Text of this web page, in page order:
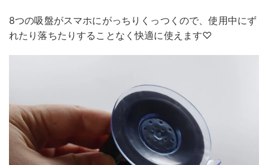
8つの吸盤がスマホにがっちりくっつくので、使用中にず
れたり落ちたりすることなく快適に使えます♡